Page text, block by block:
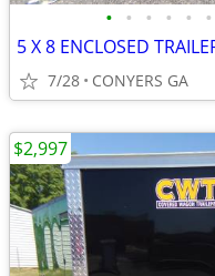
• • • • • •
7/28 CONYERS GA
$2,997